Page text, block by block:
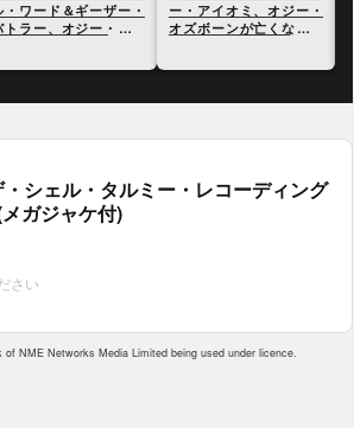
・ワード＆ギーザー・
トラー、オジー・オズ
ー・アイオミ、オジー・
オズボーンが亡くなった
シェル・タルミー・レコーディング
ガジャケ付)
さい
NME Networks Media Limited being used under licence.